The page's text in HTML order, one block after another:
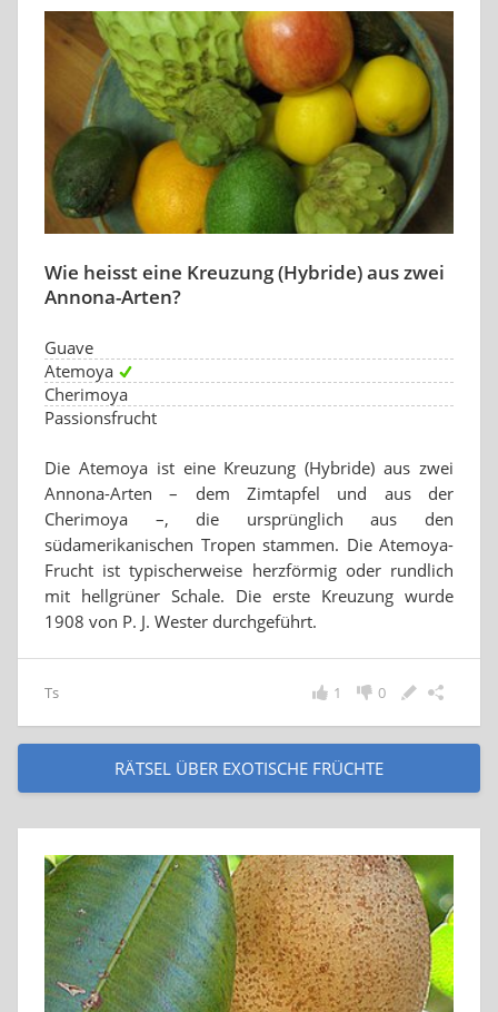
Wie heisst eine Kreuzung (Hybride) aus zwei
Annona-Arten?
Guave
Atemoya
Cherimoya
Passionsfrucht
Die Atemoya ist eine Kreuzung (Hybride) aus zwei
Annona-Arten – dem Zimtapfel und aus der
Cherimoya –, die ursprünglich aus den
südamerikanischen Tropen stammen. Die Atemoya-
Frucht ist typischerweise herzförmig oder rundlich
mit hellgrüner Schale. Die erste Kreuzung wurde
1908 von P. J. Wester durchgeführt.
Ts 0
1
RÄTSEL ÜBER EXOTISCHE FRÜCHTE